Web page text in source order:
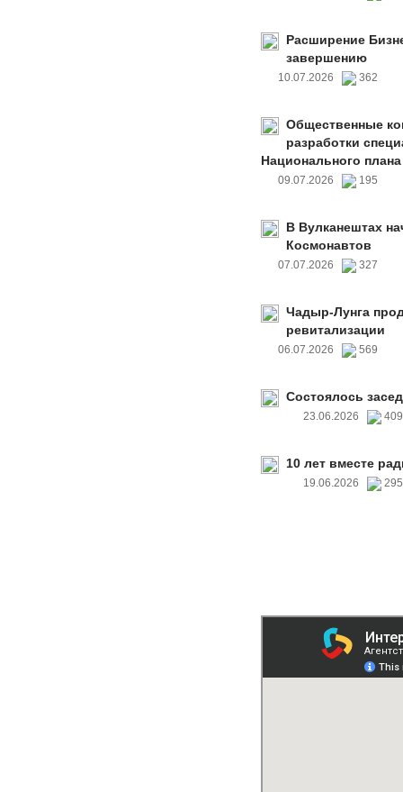
Расширение
завершению
10.07.2026 362
Общественные
разработки
Национального
09.07.2026 195
В Вулканештах
Космонавтов
07.07.2026 327
Чадыр-Лунга
ревитализации
06.07.2026 569
Состоялось
23.06.2026
10 лет вместе
19.06.2026